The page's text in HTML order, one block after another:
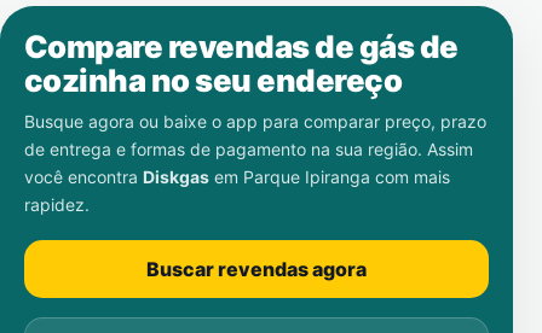
Compare revendas de gás de
cozinha no seu endereço
Busque agora ou baixe o app para comparar preço, prazo
de entrega e formas de pagamento na sua região. Assim
você encontra Diskgas em Parque Ipiranga com mais
rapidez.
Buscar revendas agora